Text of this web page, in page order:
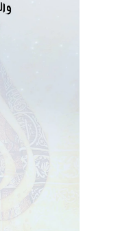
والثاني: أن يكون الفقه
في الفقه الشيعي طبقاً
ولو نظرياً – عن الفقه
لقد جرى انسحاب الشيعة
فشياً؛ بسبب خياليتهما
زمن تعرض الشيعة إلى
فيما قعدوه واعتقدوه